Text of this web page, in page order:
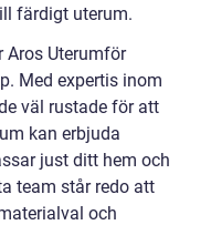
färdigt uterum.
Aros Uterumför
Med expertis inom
väl rustade för att
kan erbjuda
just ditt hem och
team står redo att
och